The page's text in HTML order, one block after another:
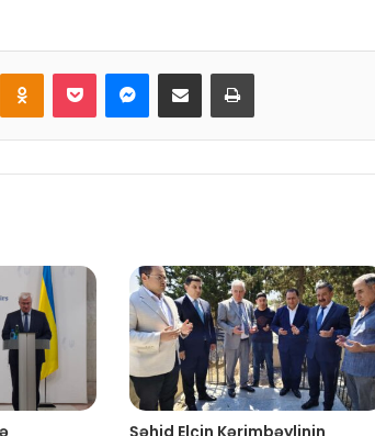
Şəhid Elçin Kərimbəylinin